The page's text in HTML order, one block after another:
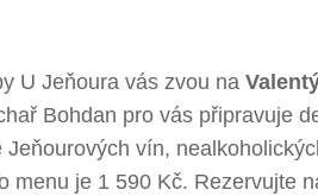
U Jeňoura vás zvou na
Bohdan pro vás připravuje
Jeňourových vín,
menu je 1 590 Kč. Rezervujte